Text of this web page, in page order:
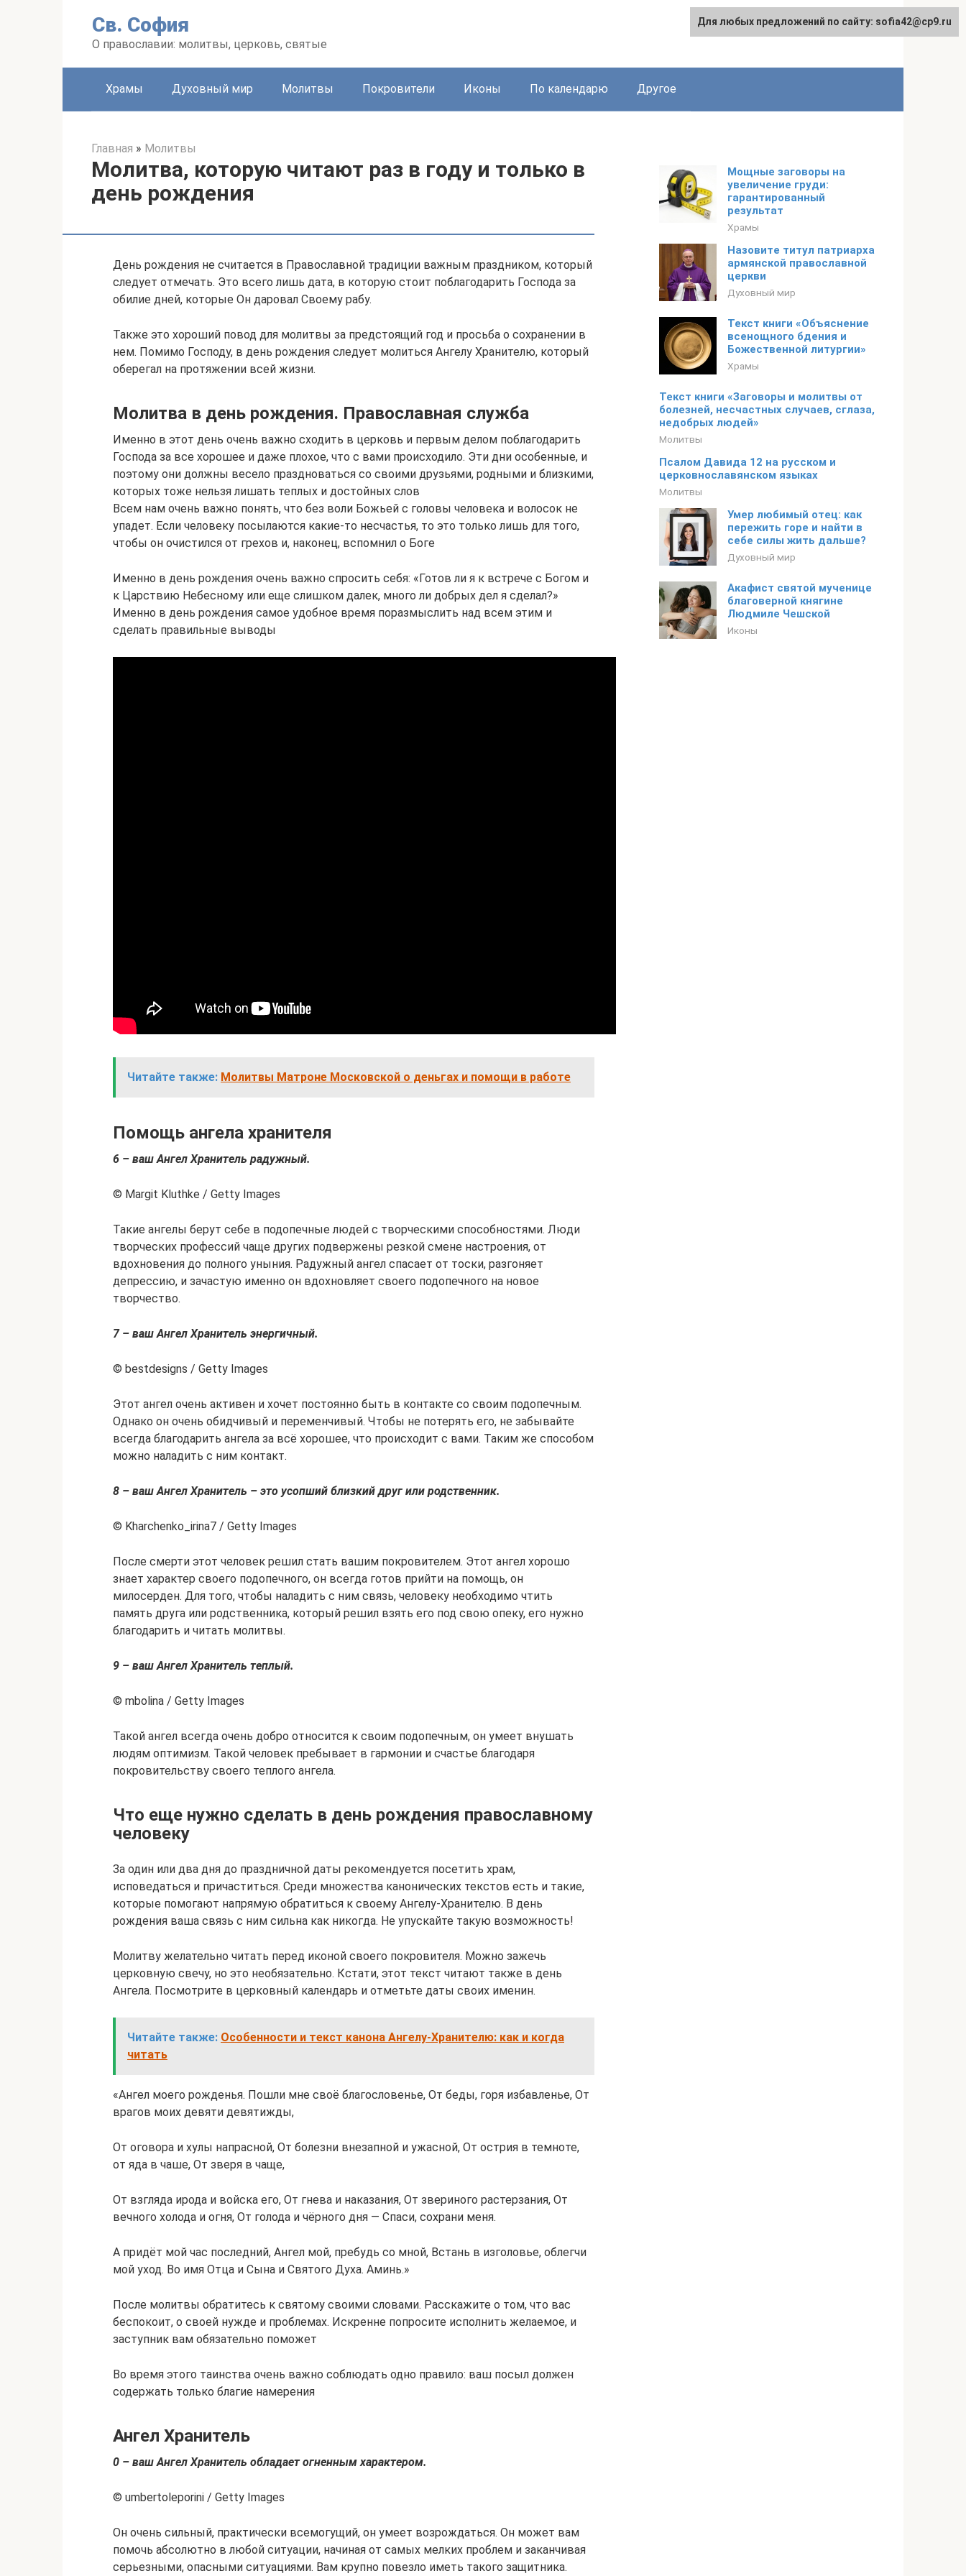
Св. София
О православии: молитвы, церковь, святые
Храмы Духовный мир Молитвы Покровители Иконы По календарю Другое
Главная » Молитвы
Молитва, которую читают раз в году и только в
день рождения
День рождения не считается в Православной традиции важным праздником, который
следует отмечать. Это всего лишь дата, в которую стоит поблагодарить Господа за
обилие дней, которые Он даровал Своему рабу.
Также это хороший повод для молитвы за предстоящий год и просьба о сохранении в
нем. Помимо Господу, в день рождения следует молиться Ангелу Хранителю, который
оберегал на протяжении всей жизни.
Молитва в день рождения. Православная служба
Именно в этот день очень важно сходить в церковь и первым делом поблагодарить
Господа за все хорошее и даже плохое, что с вами происходило. Эти дни особенные, и
поэтому они должны весело праздноваться со своими друзьями, родными и близкими,
которых тоже нельзя лишать теплых и достойных слов
Всем нам очень важно понять, что без воли Божьей с головы человека и волосок не
упадет. Если человеку посылаются какие-то несчастья, то это только лишь для того,
чтобы он очистился от грехов и, наконец, вспомнил о Боге
Именно в день рождения очень важно спросить себя: «Готов ли я к встрече с Богом и
к Царствию Небесному или еще слишком далек, много ли добрых дел я сделал?»
Именно в день рождения самое удобное время поразмыслить над всем этим и
сделать правильные выводы
Читайте также: Молитвы Матроне Московской о деньгах и помощи в работе
Помощь ангела хранителя
6 – ваш Ангел Хранитель радужный.
© Margit Kluthke / Getty Images
Такие ангелы берут себе в подопечные людей с творческими способностями. Люди
творческих профессий чаще других подвержены резкой смене настроения, от
вдохновения до полного уныния. Радужный ангел спасает от тоски, разгоняет
депрессию, и зачастую именно он вдохновляет своего подопечного на новое
творчество.
7 – ваш Ангел Хранитель энергичный.
© bestdesigns / Getty Images
Этот ангел очень активен и хочет постоянно быть в контакте со своим подопечным.
Однако он очень обидчивый и переменчивый. Чтобы не потерять его, не забывайте
всегда благодарить ангела за всё хорошее, что происходит с вами. Таким же способом
можно наладить с ним контакт.
8 – ваш Ангел Хранитель – это усопший близкий друг или родственник.
© Kharchenko_irina7 / Getty Images
После смерти этот человек решил стать вашим покровителем. Этот ангел хорошо
знает характер своего подопечного, он всегда готов прийти на помощь, он
милосерден. Для того, чтобы наладить с ним связь, человеку необходимо чтить
память друга или родственника, который решил взять его под свою опеку, его нужно
благодарить и читать молитвы.
9 – ваш Ангел Хранитель теплый.
© mbolina / Getty Images
Такой ангел всегда очень добро относится к своим подопечным, он умеет внушать
людям оптимизм. Такой человек пребывает в гармонии и счастье благодаря
покровительству своего теплого ангела.
Что еще нужно сделать в день рождения православному
человеку
За один или два дня до праздничной даты рекомендуется посетить храм,
исповедаться и причаститься. Среди множества канонических текстов есть и такие,
которые помогают напрямую обратиться к своему Ангелу-Хранителю. В день
рождения ваша связь с ним сильна как никогда. Не упускайте такую возможность!
Молитву желательно читать перед иконой своего покровителя. Можно зажечь
церковную свечу, но это необязательно. Кстати, этот текст читают также в день
Ангела. Посмотрите в церковный календарь и отметьте даты своих именин.
Читайте также: Особенности и текст канона Ангелу-Хранителю: как и когда
читать
«Ангел моего рожденья. Пошли мне своё благословенье, От беды, горя избавленье, От
врагов моих девяти девятижды,
От оговора и хулы напрасной, От болезни внезапной и ужасной, От острия в темноте,
от яда в чаше, От зверя в чаще,
От взгляда ирода и войска его, От гнева и наказания, От звериного растерзания, От
вечного холода и огня, От голода и чёрного дня — Спаси, сохрани меня.
А придёт мой час последний, Ангел мой, пребудь со мной, Встань в изголовье, облегчи
мой уход. Во имя Отца и Сына и Святого Духа. Аминь.»
После молитвы обратитесь к святому своими словами. Расскажите о том, что вас
беспокоит, о своей нужде и проблемах. Искренне попросите исполнить желаемое, и
заступник вам обязательно поможет
Во время этого таинства очень важно соблюдать одно правило: ваш посыл должен
содержать только благие намерения
Ангел Хранитель
0 – ваш Ангел Хранитель обладает огненным характером.
© umbertoleporini / Getty Images
Он очень сильный, практически всемогущий, он умеет возрождаться. Он может вам
помочь абсолютно в любой ситуации, начиная от самых мелких проблем и заканчивая
серьезными, опасными ситуациями. Вам крупно повезло иметь такого защитника.
Мощные заговоры на
увеличение груди:
гарантированный
результат
Храмы
Назовите титул патриарха
армянской православной
церкви
Духовный мир
Текст книги «Объяснение
всенощного бдения и
Божественной литургии»
Храмы
Текст книги «Заговоры и молитвы от
болезней, несчастных случаев, сглаза,
недобрых людей»
Молитвы
Псалом Давида 12 на русском и
церковнославянском языках
Молитвы
Умер любимый отец: как
пережить горе и найти в
себе силы жить дальше?
Духовный мир
Акафист святой мученице
благоверной княгине
Людмиле Чешской
Иконы
Для любых предложений по сайту: sofia42@cp9.ru